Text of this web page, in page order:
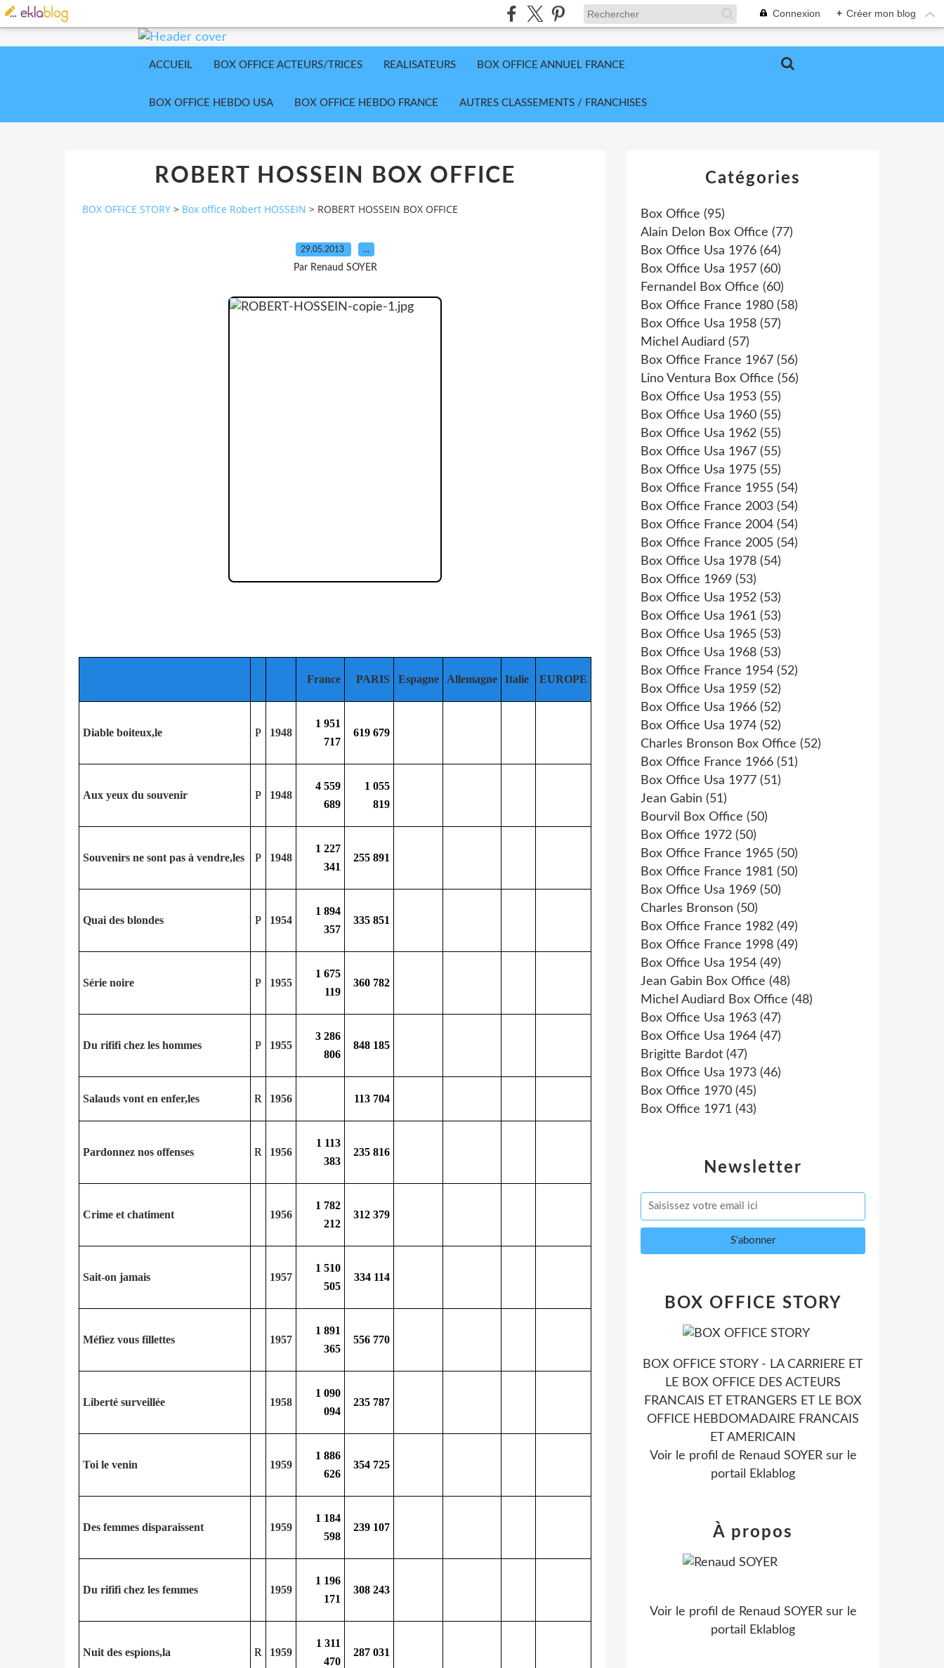
Connexion + Créer mon blog
ACCUEIL BOX OFFICE ACTEURS/TRICES REALISATEURS BOX OFFICE ANNUEL FRANCE
BOX OFFICE HEBDO USA BOX OFFICE HEBDO FRANCE AUTRES CLASSEMENTS / FRANCHISES
ROBERT HOSSEIN BOX OFFICE
BOX OFFICE STORY > Box office Robert HOSSEIN > ROBERT HOSSEIN BOX OFFICE
29.05.2013 …
Par Renaud SOYER
France PARIS Espagne Allemagne Italie EUROPE
Diable boiteux,le P 1948
1 951
717
619 679
Aux yeux du souvenir P 1948
4 559
689
1 055
819
Souvenirs ne sont pas à vendre,les P 1948
1 227
341
255 891
Quai des blondes P 1954
1 894
357
335 851
Série noire P 1955
1 675
119
360 782
Du rififi chez les hommes P 1955
3 286
806
848 185
Salauds vont en enfer,les R 1956 113 704
Pardonnez nos offenses R 1956
1 113
383
235 816
Crime et chatiment 1956
1 782
212
312 379
Sait-on jamais 1957
1 510
505
334 114
Méfiez vous fillettes 1957
1 891
365
556 770
Liberté surveillée 1958
1 090
094
235 787
Toi le venin 1959
1 886
626
354 725
Des femmes disparaissent 1959
1 184
598
239 107
Du rififi chez les femmes 1959
1 196
171
308 243
Nuit des espions,la R 1959
1 311
470
287 031
Newsletter
Catégories
Box Office (95)
Alain Delon Box Office (77)
Box Office Usa 1976 (64)
Box Office Usa 1957 (60)
Fernandel Box Office (60)
Box Office France 1980 (58)
Box Office Usa 1958 (57)
Michel Audiard (57)
Box Office France 1967 (56)
Lino Ventura Box Office (56)
Box Office Usa 1953 (55)
Box Office Usa 1960 (55)
Box Office Usa 1962 (55)
Box Office Usa 1967 (55)
Box Office Usa 1975 (55)
Box Office France 1955 (54)
Box Office France 2003 (54)
Box Office France 2004 (54)
Box Office France 2005 (54)
Box Office Usa 1978 (54)
Box Office 1969 (53)
Box Office Usa 1952 (53)
Box Office Usa 1961 (53)
Box Office Usa 1965 (53)
Box Office Usa 1968 (53)
Box Office France 1954 (52)
Box Office Usa 1959 (52)
Box Office Usa 1966 (52)
Box Office Usa 1974 (52)
Charles Bronson Box Office (52)
Box Office France 1966 (51)
Box Office Usa 1977 (51)
Jean Gabin (51)
Bourvil Box Office (50)
Box Office 1972 (50)
Box Office France 1965 (50)
Box Office France 1981 (50)
Box Office Usa 1969 (50)
Charles Bronson (50)
Box Office France 1982 (49)
Box Office France 1998 (49)
Box Office Usa 1954 (49)
Jean Gabin Box Office (48)
Michel Audiard Box Office (48)
Box Office Usa 1963 (47)
Box Office Usa 1964 (47)
Brigitte Bardot (47)
Box Office Usa 1973 (46)
Box Office 1970 (45)
Box Office 1971 (43)
BOX OFFICE STORY
BOX OFFICE STORY - LA CARRIERE ET
LE BOX OFFICE DES ACTEURS
FRANCAIS ET ETRANGERS ET LE BOX
OFFICE HEBDOMADAIRE FRANCAIS
ET AMERICAIN
Voir le profil de Renaud SOYERsur le
portail Eklablog
À propos
Voir le profil de Renaud SOYERsur le
portail Eklablog